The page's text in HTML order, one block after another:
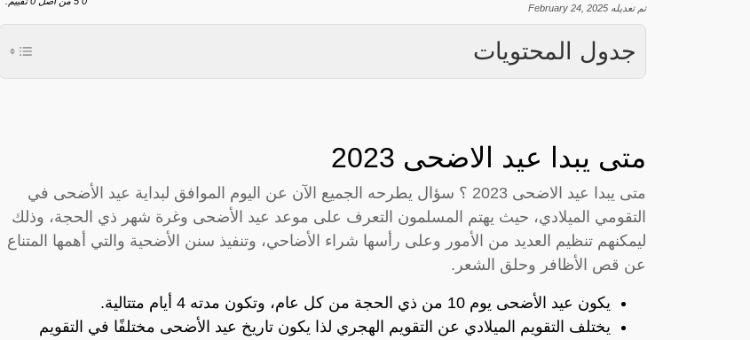
تم تعديله February 24, 2025
جدول المحتويات
متى يبدا عيد الاضحى 2023
متى يبدا عيد الاضحى 2023 ؟ سؤال يطرحه الجميع الآن عن اليوم الموافق لبداية عيد الأضحى في
التقومي الميلادي، حيث يهتم المسلمون التعرف على موعد عيد الأضحى وغرة شهر ذي الحجة، وذلك
ليمكنهم تنظيم العديد من الأمور وعلى رأسها شراء الأضاحي، وتنفيذ سنن الأضحية والتي أهمها المتناع
عن قص الأظافر وحلق الشعر.
يكون عيد الأضحى يوم 10 من ذي الحجة من كل عام، وتكون مدته 4 أيام متتالية.
يختلف التقويم الميلادي عن التقويم الهجري لذا يكون تاريخ عيد الأضحى مختلفًا في التقويم